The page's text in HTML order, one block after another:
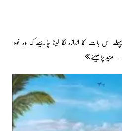
اس بات کا اندازہ لگا لینا چاہیے کہ وہ خود
مزید پڑھیئے